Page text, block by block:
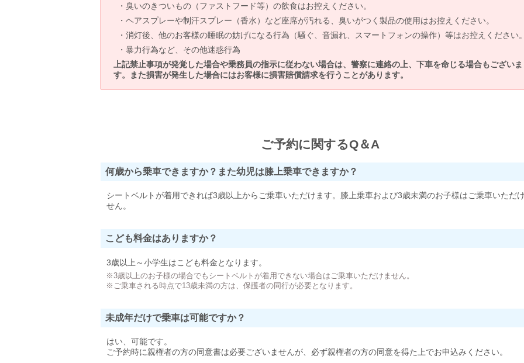
臭いのきついもの（ファストフード等）の飲食はお控えください。
ヘアスプレーや制汗スプレー（香水）など座席が汚れる、臭いがつく製品の使用はお控えください。
消灯後、他のお客様の睡眠の妨げになる行為（騒ぐ、音漏れ、スマートフォンの操作）等はお控えください
暴力行為など、その他迷惑行為
上記禁止事項が発覚した場合や乗務員の指示に従わない場合は、警察に連絡の上、下車を命じる場合もございま
す。また損害が発生した場合にはお客様に損害賠償請求を行うことがあります。
ご予約に関するQ＆A
何歳から乗車できますか？また幼児は膝上乗車できますか？
シートベルトが着用できれば3歳以上からご乗車いただけます。膝上乗車および3歳未満のお子様はご乗車いただ
せん。
こども料金はありますか？
3歳以上～小学生はこども料金となります。
※3歳以上のお子様の場合でもシートベルトが着用できない場合はご乗車いただけません。
※ご乗車される時点で13歳未満の方は、保護者の同行が必要となります。
未成年だけで乗車は可能ですか？
はい、可能です。
ご予約時に親権者の方の同意書は必要ございませんが、必ず親権者の方の同意を得た上でお申込みください。